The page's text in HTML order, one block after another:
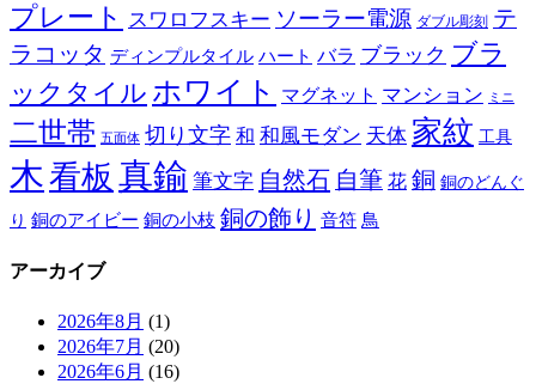
プレート スワロフスキー ソーラー電源 ダブル彫刻 テ
ラコッタ ディンプルタイル ハート バラ ブラック ブラ
ックタイル ホワイト マグネット マンション ミニ
二世帯 五面体 切り文字 和 和風モダン 天体 家紋 工具
木看板 真鍮 筆文字 自然石 自筆 花 銅 銅のどんぐ
り 銅のアイビー 銅の小枝 銅の飾り 音符 鳥
アーカイブ
2026年8月 (1)
2026年7月 (20)
2026年6月 (16)